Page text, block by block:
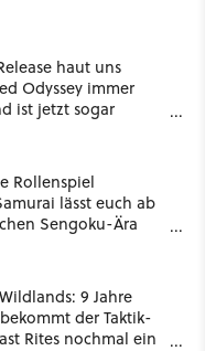
haut uns
Odyssey immer
ist jetzt sogar
Rollenspiel
lässt euch ab
Sengoku-Ära
9 Jahre
der Taktik-
Rites nochmal ein